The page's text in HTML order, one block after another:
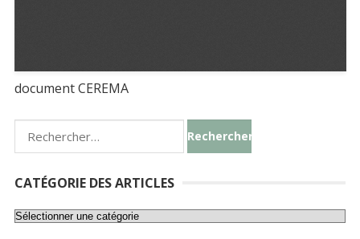
document CEREMA
Rechercher :
CATÉGORIE DES ARTICLES
Catégorie